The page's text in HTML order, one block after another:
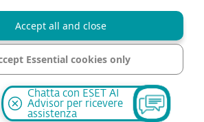
Condizioni di vendita
Mappa del sito
r.o. - Tutti i diritti riservati, i marchi commerciali utilizzati
registrati di ESET, spol. s r.o. o ESET North America.
sono marchi registrati delle rispettive società. - ESET
Chatta con ESET AI
Advisor per ricevere
assistenza
Accept all and close
Essential cookies only
Manage cookies